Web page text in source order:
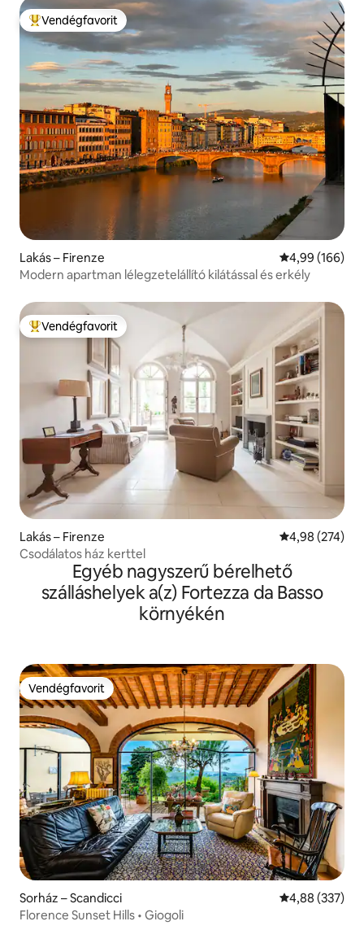
Kiemelt vendégfavorit
Vendégfavorit
Lakás – Firenze Átlagos
4,99 (166)
Modern apartman lélegzetelállító kilátással és erkély
Kiemelt vendégfavorit
Vendégfavorit
Lakás – Firenze Átlagos
4,98 (274)
Csodálatos ház kerttel
Egyéb nagyszerű bérelhető
szálláshelyek a(z) Fortezza da Basso
környékén
Vendégfavorit
Vendégfavorit
Sorház – Scandicci Átlagos
4,88 (337)
Florence Sunset Hills • Giogoli